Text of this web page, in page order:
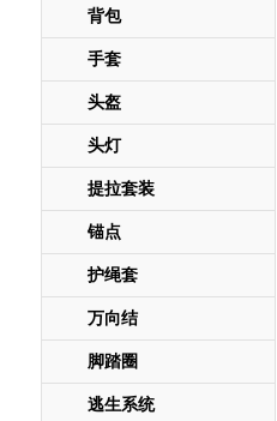
背包
手套
头盔
头灯
提拉套装
锚点
护绳套
万向结
脚踏圈
逃生系统